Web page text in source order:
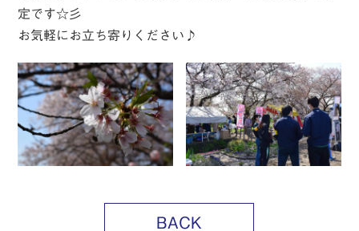
定です☆彡
お気軽にお立ち寄りください♪
BACK